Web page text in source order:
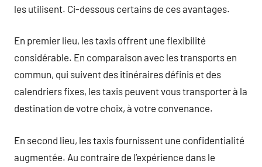
les utilisent. Ci-dessous certains de ces avantages.
En premier lieu, les taxis offrent une flexibilité
considérable. En comparaison avec les transports en
commun, qui suivent des itinéraires définis et des
calendriers fixes, les taxis peuvent vous transporter à la
destination de votre choix, à votre convenance.
En second lieu, les taxis fournissent une confidentialité
augmentée. Au contraire de l’expérience dans le